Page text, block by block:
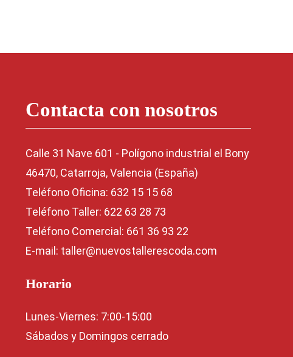
Contacta con nosotros
Calle 31 Nave 601 - Polígono industrial el Bony
46470, Catarroja, Valencia (España)
Teléfono Oficina: 632 15 15 68
Teléfono Taller: 622 63 28 73
Teléfono Comercial: 661 36 93 22
E-mail: taller@nuevostallerescoda.com
Horario
Lunes-Viernes: 7:00-15:00
Sábados y Domingos cerrado